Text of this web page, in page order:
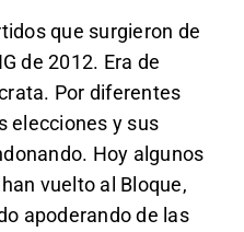
que surgieron de
de 2012. Era de
Por diferentes
elecciones y sus
Hoy algunos
vuelto al Bloque,
apoderando de las